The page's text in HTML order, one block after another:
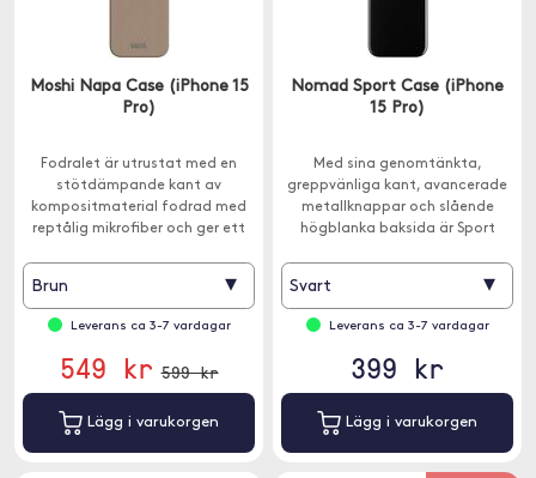
Moshi Napa Case (iPhone 15
Pro)
Fodralet är utrustat med en
stötdämpande kant av
kompositmaterial fodrad med
reptålig mikrofiber och ger ett
Brun ▾
Leverans ca 3-7 vardagar
549 kr 599 kr
Lägg i varukorgen
Nomad Sport Case (iPhone
15 Pro)
Med sina genomtänkta,
greppvänliga kant, avancerade
metallknappar och slående
högblanka baksida är Sport
vardagstillbehöret till din iPhone.
Svart ▾
Leverans ca 3-7 vardagar
399 kr
Lägg i varukorgen